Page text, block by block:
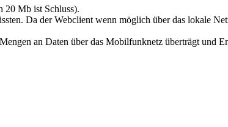
20 Mb ist Schluss).
Da der Webclient wenn möglich über das lokale
an Daten über das Mobilfunknetz überträgt und